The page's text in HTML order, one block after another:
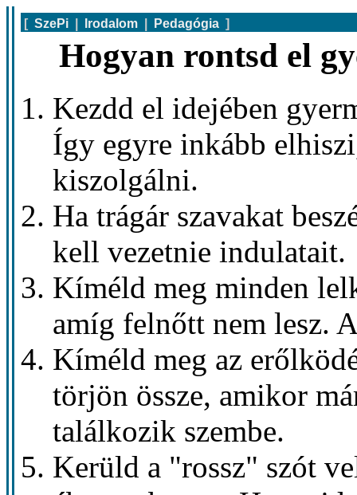
[ SzePi Irodalom Pedagógia ]
Hogyan rontsd el
Kezdd el idejében
Így egyre inkább
kiszolgálni.
Ha trágár szavakat
kell vezetnie indulatait.
Kíméld meg minden
amíg felnőtt nem lesz.
Kíméld meg az
törjön össze, amikor
találkozik szembe.
Kerüld a "rossz" szót